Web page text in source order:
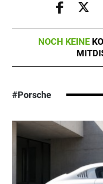
NOCH KEINE
#Porsche